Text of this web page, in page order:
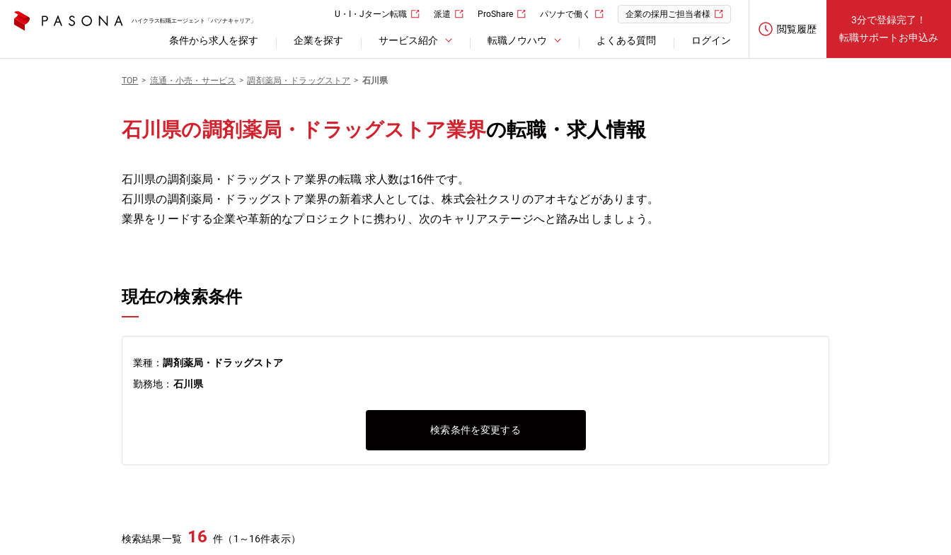
ハイクラス転職エージェント「パソナキャリア」
U・I・Jターン転職 派遣 ProShare パソナで働く 企業の採用ご担当者様
条件から求人を探す 企業を探す サービス紹介 転職ノウハウ よくある質問 ログイン
閲覧履歴
3分で登録完了！
転職サポートお申込み
TOP 流通・小売・サービス 調剤薬局・ドラッグストア 石川県
石川県の調剤薬局・ドラッグストア業界の転職・求人情報
石川県の調剤薬局・ドラッグストア業界の転職 求人数は16件です。
石川県の調剤薬局・ドラッグストア業界の新着求人としては、株式会社クスリのアオキなどがあります。
業界をリードする企業や革新的なプロジェクトに携わり、次のキャリアステージへと踏み出しましょう。
現在の検索条件
業種：調剤薬局・ドラッグストア
勤務地： 石川県
検索条件を変更する
検索結果一覧 16 件（1～16件表示）